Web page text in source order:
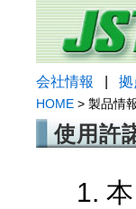
会社情報 拠
HOME > 製品情
使用許
1.